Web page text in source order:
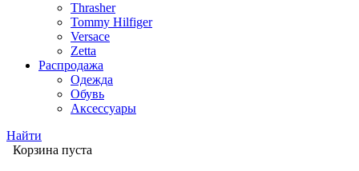
Thrasher
Tommy Hilfiger
Versace
Zetta
Распродажа
Одежда
Обувь
Аксессуары
Найти
Корзина пуста